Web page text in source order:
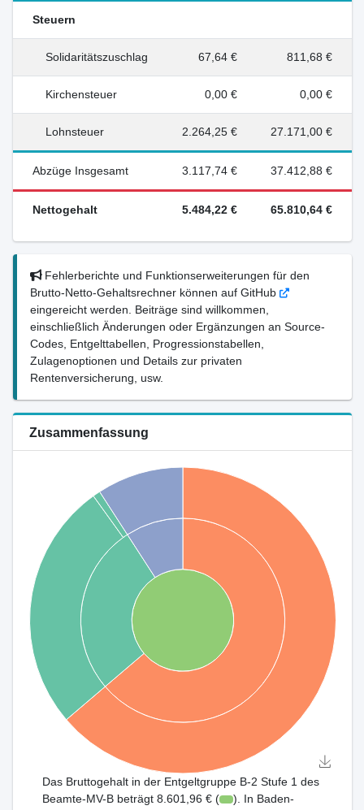
Steuern
Solidaritätszuschlag 67,64 € 811,68 €
Kirchensteuer 0,00 € 0,00 €
Lohnsteuer 2.264,25 € 27.171,00 €
Abzüge Insgesamt 3.117,74 € 37.412,88 €
Nettogehalt 5.484,22 € 65.810,64 €
Fehlerberichte und Funktionserweiterungen für den
Brutto-Netto-Gehaltsrechner können auf GitHub
eingereicht werden. Beiträge sind willkommen,
einschließlich Änderungen oder Ergänzungen an Source-
Codes, Entgelttabellen, Progressionstabellen,
Zulagenoptionen und Details zur privaten
Rentenversicherung, usw.
Zusammenfassung
Das Bruttogehalt in der Entgeltgruppe B-2 Stufe 1 des
Beamte-MV-B beträgt 8.601,96 € (
). In Baden-